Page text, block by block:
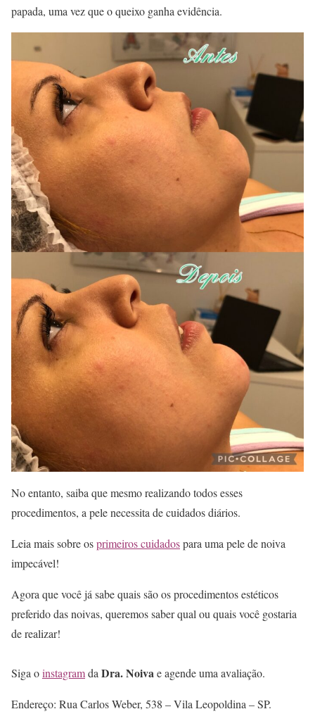
papada, uma vez que o queixo ganha evidência.
No entanto, saiba que mesmo realizando todos esses
procedimentos, a pele necessita de cuidados diários.
Leia mais sobre osprimeiros cuidadospara uma pele de noiva
impecável!
Agora que você já sabe quais são os procedimentos estéticos
preferido das noivas, queremos saber qual ou quais você gostaria
de realizar!
Siga oinstagramdaDra. Noivae agende uma avaliação.
Endereço: Rua Carlos Weber, 538 – Vila Leopoldina – SP.